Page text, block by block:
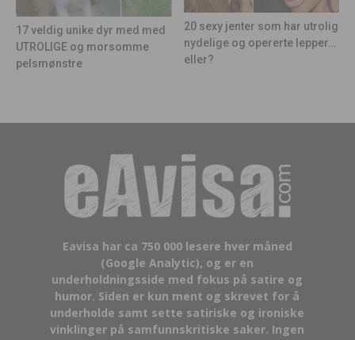
17 veldig unike dyr med med
UTROLIGE og morsomme
pelsmønstre
20 sexy jenter som har utrolig
nydelige og opererte lepper…
eller?
Eavisa har ca 750 000 lesere hver måned
(Google Analytic), og er en
underholdningsside med fokus på satire og
humor. Siden er kun ment og skrevet for å
underholde samt sette satiriske og ironiske
vinklinger på samfunnskritiske saker. Ingen